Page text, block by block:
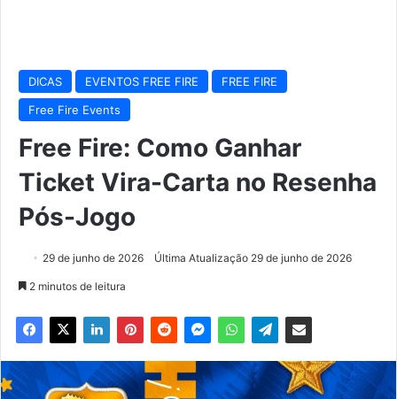
DICAS EVENTOS FREE FIRE
FREE FIRE
Free Fire Events
Free Fire: Como Ganhar
Ticket Vira-Carta no Resenha
Pós-Jogo
29 de junho de 2026 Última Atualização 29 de junho de 2026
2 minutos de leitura